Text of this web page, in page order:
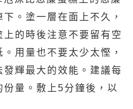
。塗一層在面上不久，
的時後注意不要留有空
用量也不要太少太慳，
輝最大的效能。建議每
量。敷上 5分鐘後，以